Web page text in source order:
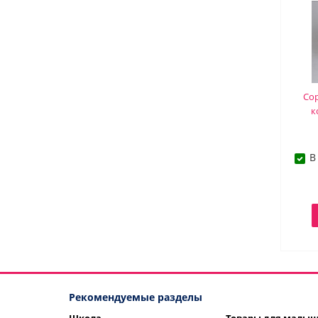
Рекомендуемые разделы